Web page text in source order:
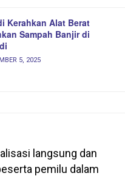
Kerahkan Alat Berat
Sampah Banjir di
5, 2025
langsung dan
pemilu dalam